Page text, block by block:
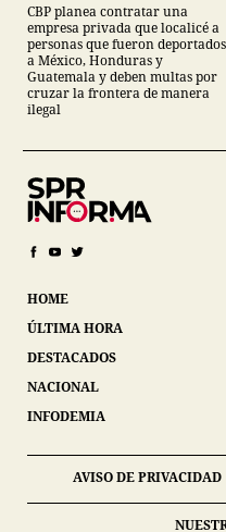
CBP planea contratar una
empresa privada que localicé a
personas que fueron deportados
a México, Honduras y
Guatemala y deben multas por
cruzar la frontera de manera
ilegal
HOME
ÚLTIMA HORA
DESTACADOS
NACIONAL
INFODEMIA
AVISO DE PRIVACIDAD